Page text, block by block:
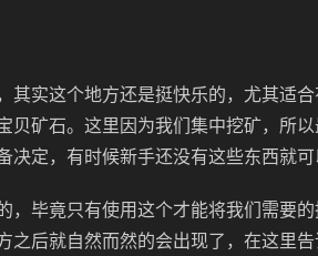
其实这个地方还是挺快乐的，尤其适
贝矿石。这里因为我们集中挖矿，所
决定，有时候新手还没有这些东西就
，毕竟只有使用这个才能将我们需要
之后就自然而然的会出现了，在这里